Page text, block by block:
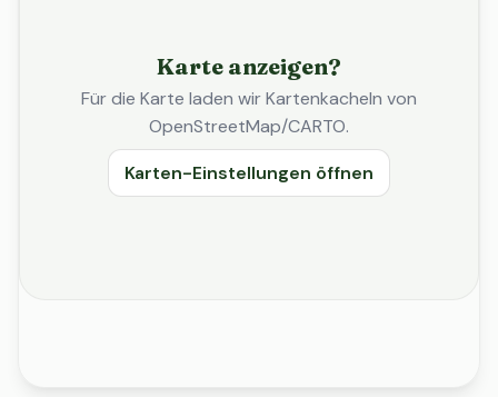
Karte anzeigen?
Für die Karte laden wir Kartenkacheln von
OpenStreetMap/CARTO.
Karten-Einstellungen öffnen